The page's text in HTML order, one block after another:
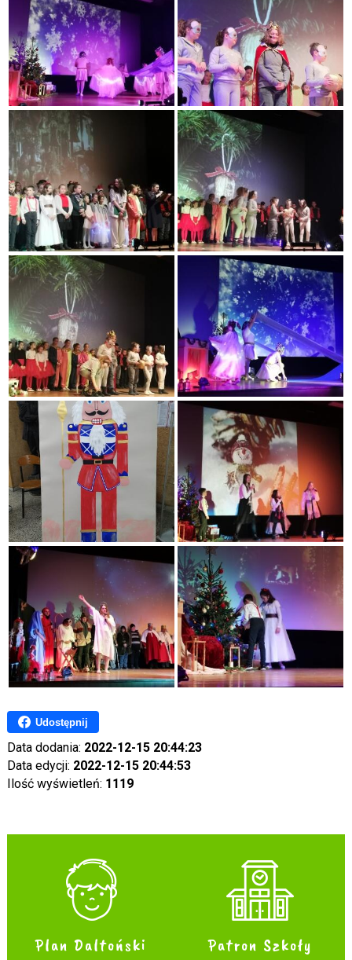
Udostępnij
Data dodania: 2022-12-15 20:44:23
Data edycji: 2022-12-15 20:44:53
Ilość wyświetleń: 1119
Plan Daltoński Patron Szkoły